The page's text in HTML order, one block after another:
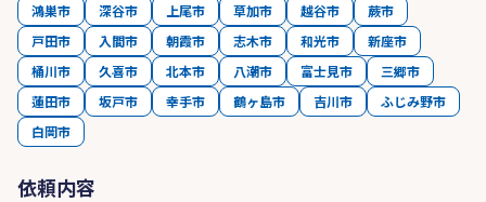
鴻巣市
深谷市 上尾市 草加市 越谷市
蕨市
戸田市
入間市 朝霞市 志木市 和光市
新座市
桶川市
久喜市 北本市 八潮市 富士見市
三郷市
蓮田市
坂戸市 幸手市 鶴ヶ島市 吉川市
ふじみ野市
白岡市
依頼内容